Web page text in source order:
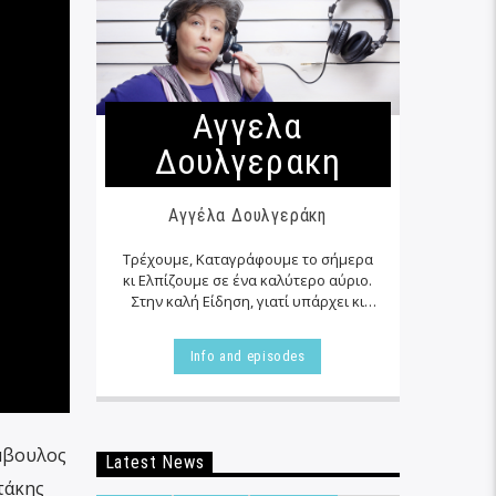
Αγγελα
Δουλγερακη
Αγγέλα Δουλγεράκη
Τρέχουμε, Καταγράφουμε το σήμερα
κι Ελπίζουμε σε ένα καλύτερο αύριο.
Στην καλή Είδηση, γιατί υπάρχει κι
καθημερινότητας μας, τις
περισσότερες φορές…
Info and episodes
Latest News